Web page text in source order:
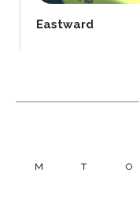
Eastward
M T O